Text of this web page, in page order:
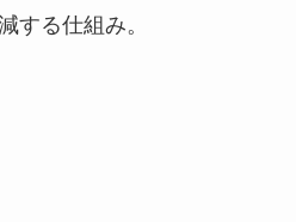
する仕組み。